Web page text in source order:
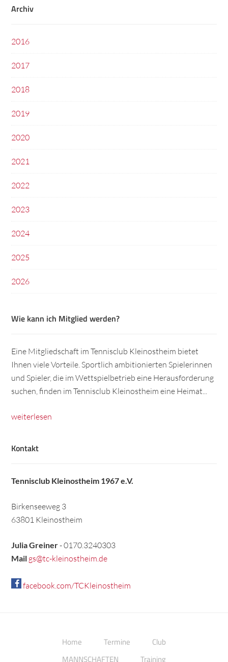
Archiv
2016
2017
2018
2019
2020
2021
2022
2023
2024
2025
2026
Wie kann ich Mitglied werden?
Eine Mitgliedschaft im Tennisclub Kleinostheim bietet
Ihnen viele Vorteile. Sportlich ambitionierten Spielerinnen
und Spieler, die im Wettspielbetrieb eine Herausforderung
suchen, finden im Tennisclub Kleinostheim eine Heimat...
weiterlesen
Kontakt
Tennisclub Kleinostheim 1967 e.V.
Birkenseeweg 3
63801 Kleinostheim
Julia Greiner- 0170.3240303
Mail gs@tc-kleinostheim.de
facebook.com/TCKleinostheim
Home Termine
Club
MANNSCHAFTEN
Training